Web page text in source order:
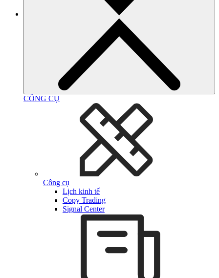
CÔNG CỤ
Công cụ
Lịch kinh tế
Copy Trading
Signal Center